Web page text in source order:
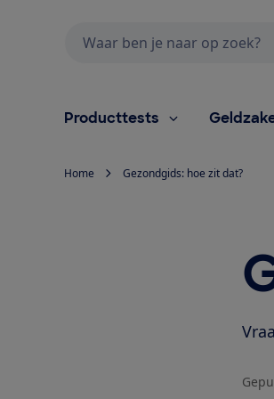
Producttests
Home Gezondgids: hoe zit dat?